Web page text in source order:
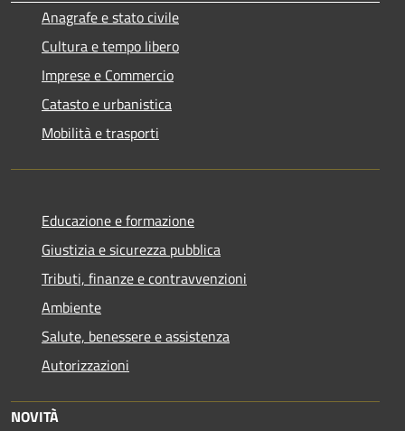
Anagrafe e stato civile
Cultura e tempo libero
Imprese e Commercio
Catasto e urbanistica
Mobilità e trasporti
Educazione e formazione
Giustizia e sicurezza pubblica
Tributi, finanze e contravvenzioni
Ambiente
Salute, benessere e assistenza
Autorizzazioni
NOVITÀ